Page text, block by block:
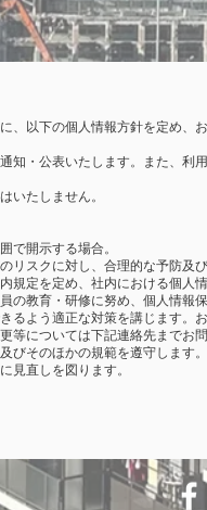
、以下の個人情報方針を定め、
知・公表いたします。また、利
いたしません。
で開示する場合。
リスクに対し、合理的な予防及
規定を定め、社内における個人
教育・研修に努め、個人情報
るよう適正な対策を講じます。
については下記連絡先までお問
びそのほかの規範を遵守します
見直しを図ります。